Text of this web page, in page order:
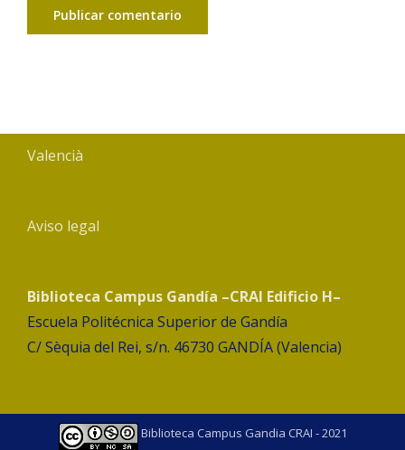
Valencià
Aviso legal
Biblioteca Campus Gandía –CRAI Edificio H–
Escuela Politécnica Superior de Gandía
C/ Sèquia del Rei, s/n. 46730 GANDÍA (Valencia)
Biblioteca Campus Gandia CRAI - 2021